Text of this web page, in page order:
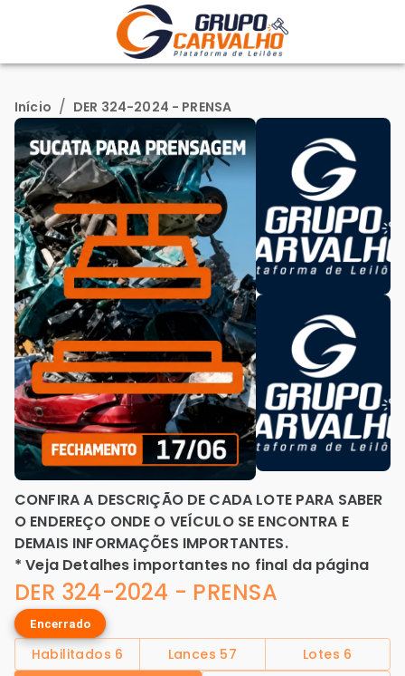
Início / DER 324-2024 - PRENSA
CONFIRA A DESCRIÇÃO DE CADA LOTE PARA SABER
O ENDEREÇO ONDE O VEÍCULO SE ENCONTRA E
DEMAIS INFORMAÇÕES IMPORTANTES.
* Veja Detalhes importantes no final da página
DER 324-2024 - PRENSA
Encerrado
Habilitados 6 Lances 57 Lotes 6